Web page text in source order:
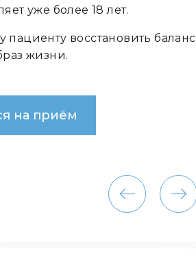
уже более 18 лет.
восстановить баланс
жизни.
на приём